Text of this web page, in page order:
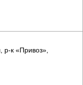
р-к «Привоз»,